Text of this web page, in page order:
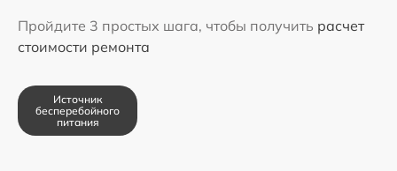
Пройдите 3 простых шага, чтобы получить расчет
стоимости ремонта
Источник
бесперебойного
питания